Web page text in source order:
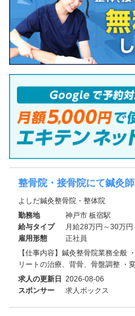
整骨院・接骨院にて鍼灸師
よしだ鍼灸整骨院・整体院
勤務地
神戸市 板宿駅
給与タイプ
月給28万円～30万円
雇用形態
正社員
【仕事内容】鍼灸整骨院業務全般
リートの治療、背骨、骨盤調整 ・
求人の更新日 2026-08-06
スポンサー
求人ボックス